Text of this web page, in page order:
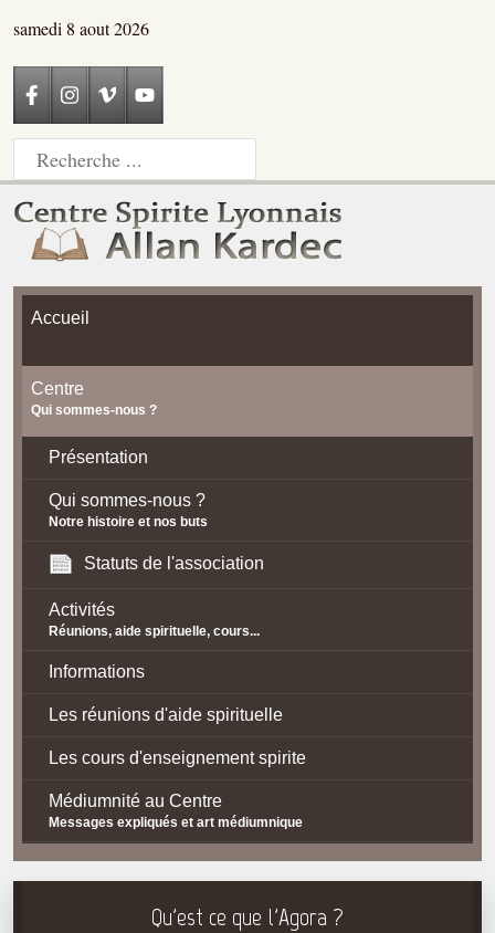
samedi 8 aout 2026
Accueil
Centre
Qui sommes-nous ?
Présentation
Qui sommes-nous ?
Notre histoire et nos buts
Statuts de l'association
Activités
Réunions, aide spirituelle, cours...
Informations
Les réunions d'aide spirituelle
Les cours d'enseignement spirite
Médiumnité au Centre
Messages expliqués et art médiumnique
Contact / Accès
Plan d'accèsQu'est ce que l'Agora ?